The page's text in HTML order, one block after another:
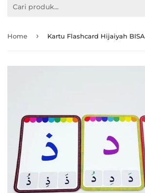
Home › Kartu Flashcard Hijaiyah BISA